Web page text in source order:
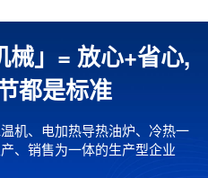
械」= 放心+省心,
都是标准
机、电加热导热油炉、冷热一
、销售为一体的生产型企业